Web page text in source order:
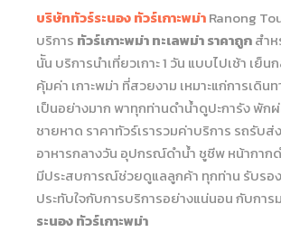
บริษัททัวร์ระนอง ทัวร์เกาะพม่าRanong
บริการ ทัวร์เกาะพม่า ทะเลพม่า ราคาถูกสำ
นััน บริการนำเที่ยวเกาะ 1 วัน แบบไปเช้า เย็
คุ้มค่า เกาะพม่า ที่สวยงาม เหมาะแก่การเดิน
เป็นอย่างมาก พาทุกท่านดำน้ำดูปะการัง พัก
ชายหาด ราคาทัวร์เรารวมค่าบริการ รถรับส่
อาหารกลางวัน อุปกรณ์ดำน้ำ ชูชีพ หน้ากาก
มีประสบการณ์ช่วยดูแลลูกค้า ทุกท่าน รับรอ
ประทับใจกับการบริการอย่างแน่นอน กับการ
ระนอง ทัวร์เกาะพม่า